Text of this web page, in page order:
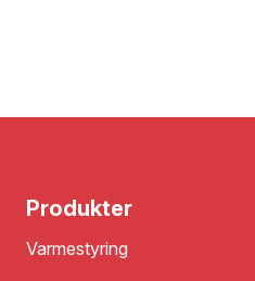
Produkter
Varmestyring